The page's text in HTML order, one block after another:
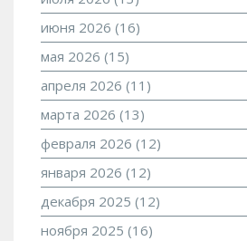
июня 2026 (16)
мая 2026 (15)
апреля 2026 (11)
марта 2026 (13)
февраля 2026 (12)
января 2026 (12)
декабря 2025 (12)
ноября 2025 (16)